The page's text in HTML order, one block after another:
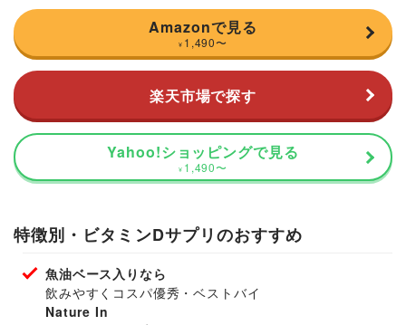
Amazonで見る
¥ 1,490〜
楽天市場で探す
Yahoo!ショッピングで見る
¥ 1,490〜
特徴別・ビタミンDサプリのおすすめ
魚油ベース入りなら
飲みやすくコスパ優秀・ベストバイ
Nature In